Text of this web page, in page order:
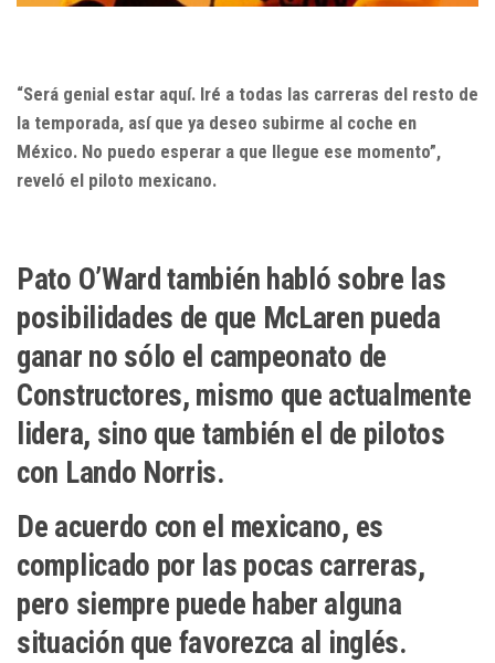
“Será genial estar aquí. Iré a todas las carreras del resto de
la temporada, así que ya deseo subirme al coche en
México. No puedo esperar a que llegue ese momento”,
reveló el piloto mexicano.
Pato O’Ward también habló sobre las
posibilidades de que McLaren pueda
ganar no sólo el campeonato de
Constructores, mismo que actualmente
lidera, sino que también el de pilotos
con Lando Norris.
De acuerdo con el mexicano, es
complicado por las pocas carreras,
pero siempre puede haber alguna
situación que favorezca al inglés.